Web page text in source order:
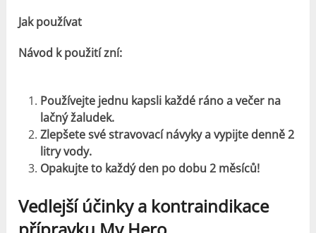
Jak používat
Návod k použití zní:
Používejte jednu kapsli každé ráno a večer na
lačný žaludek.
Zlepšete své stravovací návyky a vypijte denně 2
litry vody.
Opakujte to každý den po dobu 2 měsíců!
Vedlejší účinky a kontraindikace